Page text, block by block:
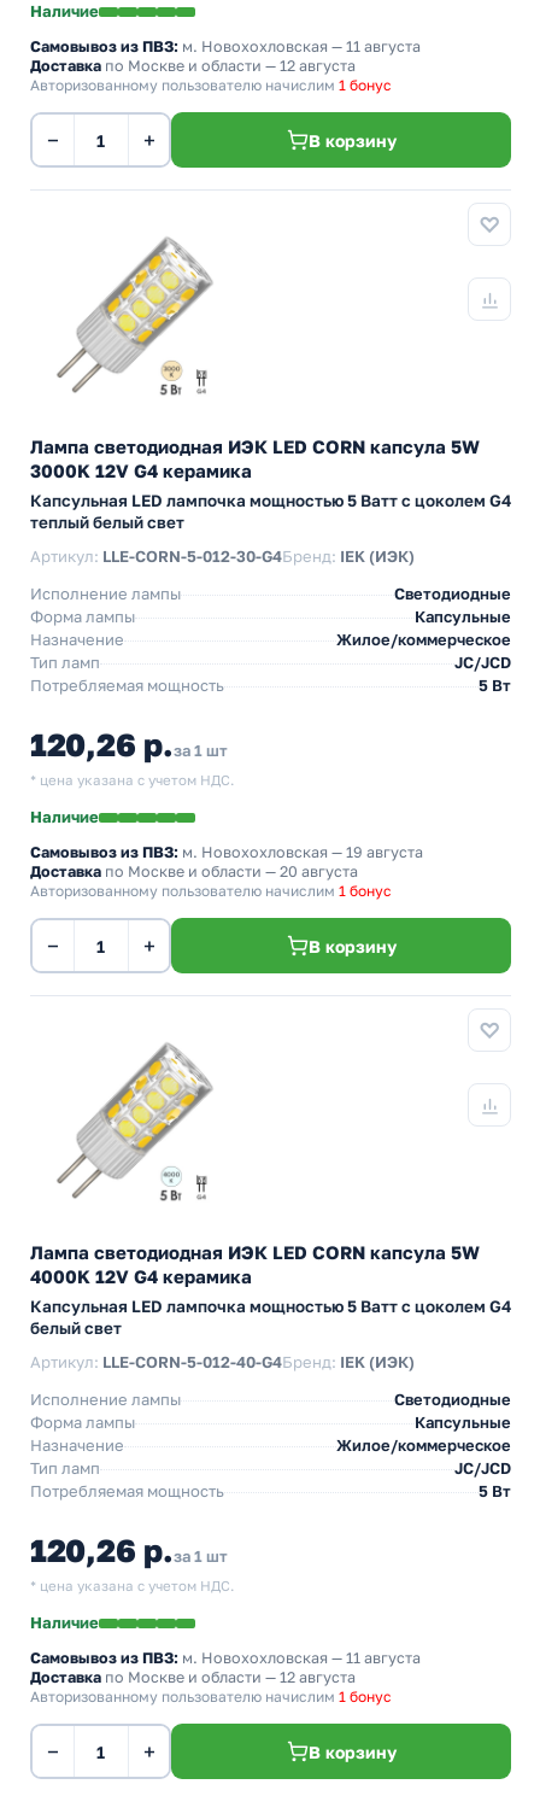
Наличие
Самовывоз из ПВЗ: м. Новохохловская — 11 августа
Доставка по Москве и области — 12 августа
Авторизованному пользователю начислим 1 бонус
− + В корзину
Лампа светодиодная ИЭК LED CORN капсула 5W
3000K 12V G4 керамика
Капсульная LED лампочка мощностью 5 Ватт с цоколем G4
теплый белый свет
Артикул: LLE-CORN-5-012-30-G4Бренд: IEK (ИЭК)
Исполнение лампы
Светодиодные
Форма лампы
Капсульные
Назначение
Жилое/коммерческое
Тип ламп
JC/JCD
Потребляемая мощность
5 Вт
120,26 р.за 1 шт
* цена указана с учетом НДС.
Наличие
Самовывоз из ПВЗ: м. Новохохловская — 19 августа
Доставка по Москве и области — 20 августа
Авторизованному пользователю начислим 1 бонус
− + В корзину
Лампа светодиодная ИЭК LED CORN капсула 5W
4000K 12V G4 керамика
Капсульная LED лампочка мощностью 5 Ватт с цоколем G4
белый свет
Артикул: LLE-CORN-5-012-40-G4Бренд: IEK (ИЭК)
Исполнение лампы
Светодиодные
Форма лампы
Капсульные
Назначение
Жилое/коммерческое
Тип ламп
JC/JCD
Потребляемая мощность
5 Вт
120,26 р.за 1 шт
* цена указана с учетом НДС.
Наличие
Самовывоз из ПВЗ: м. Новохохловская — 11 августа
Доставка по Москве и области — 12 августа
Авторизованному пользователю начислим 1 бонус
− + В корзину